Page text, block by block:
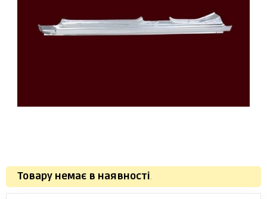
Товару немає в наявності.